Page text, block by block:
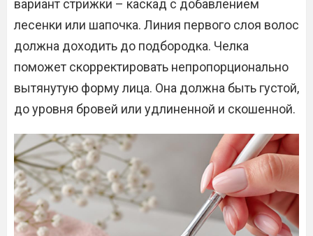
вариант стрижки – каскад с добавлением
лесенки или шапочка. Линия первого слоя волос
должна доходить до подбородка. Челка
поможет скорректировать непропорционально
вытянутую форму лица. Она должна быть густой,
до уровня бровей или удлиненной и скошенной.